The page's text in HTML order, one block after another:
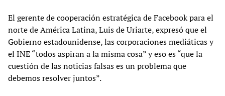
El gerente de cooperación estratégica de Facebook para el
norte de América Latina, Luis de Uriarte, expresó que el
Gobierno estadounidense, las corporaciones mediáticas y
el INE “todos aspiran a la misma cosa” y eso es “que la
cuestión de las noticias falsas es un problema que
debemos resolver juntos”.